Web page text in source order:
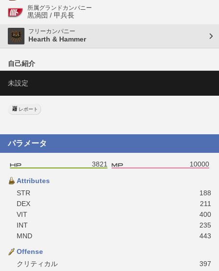
所属グランドカンパニー
黒渦団 / 甲兵長
フリーカンパニー
Hearth & Hammer
自己紹介
未設定
レポート
パラメータ
3821 10000
Attributes
STR
188
DEX
211
VIT
400
INT
235
MND
443
Offense
クリティカル
397